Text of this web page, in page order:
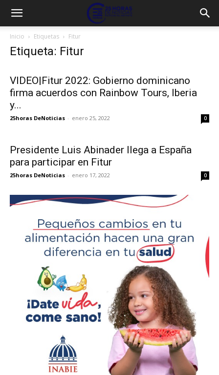
Inicio Etiquetas Fitur
Etiqueta: Fitur
VIDEO|Fitur 2022: Gobierno dominicano
firma acuerdos con Rainbow Tours, Iberia
y...
25horas DeNoticias - enero 25, 2022 0
Presidente Luis Abinader llega a España
para participar en Fitur
25horas DeNoticias - enero 17, 2022 0